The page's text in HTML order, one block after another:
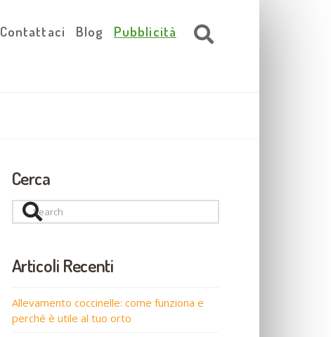
Contattaci Blog Pubblicità
Cerca
Search
Articoli Recenti
Allevamento coccinelle: come funziona e
perché è utile al tuo orto